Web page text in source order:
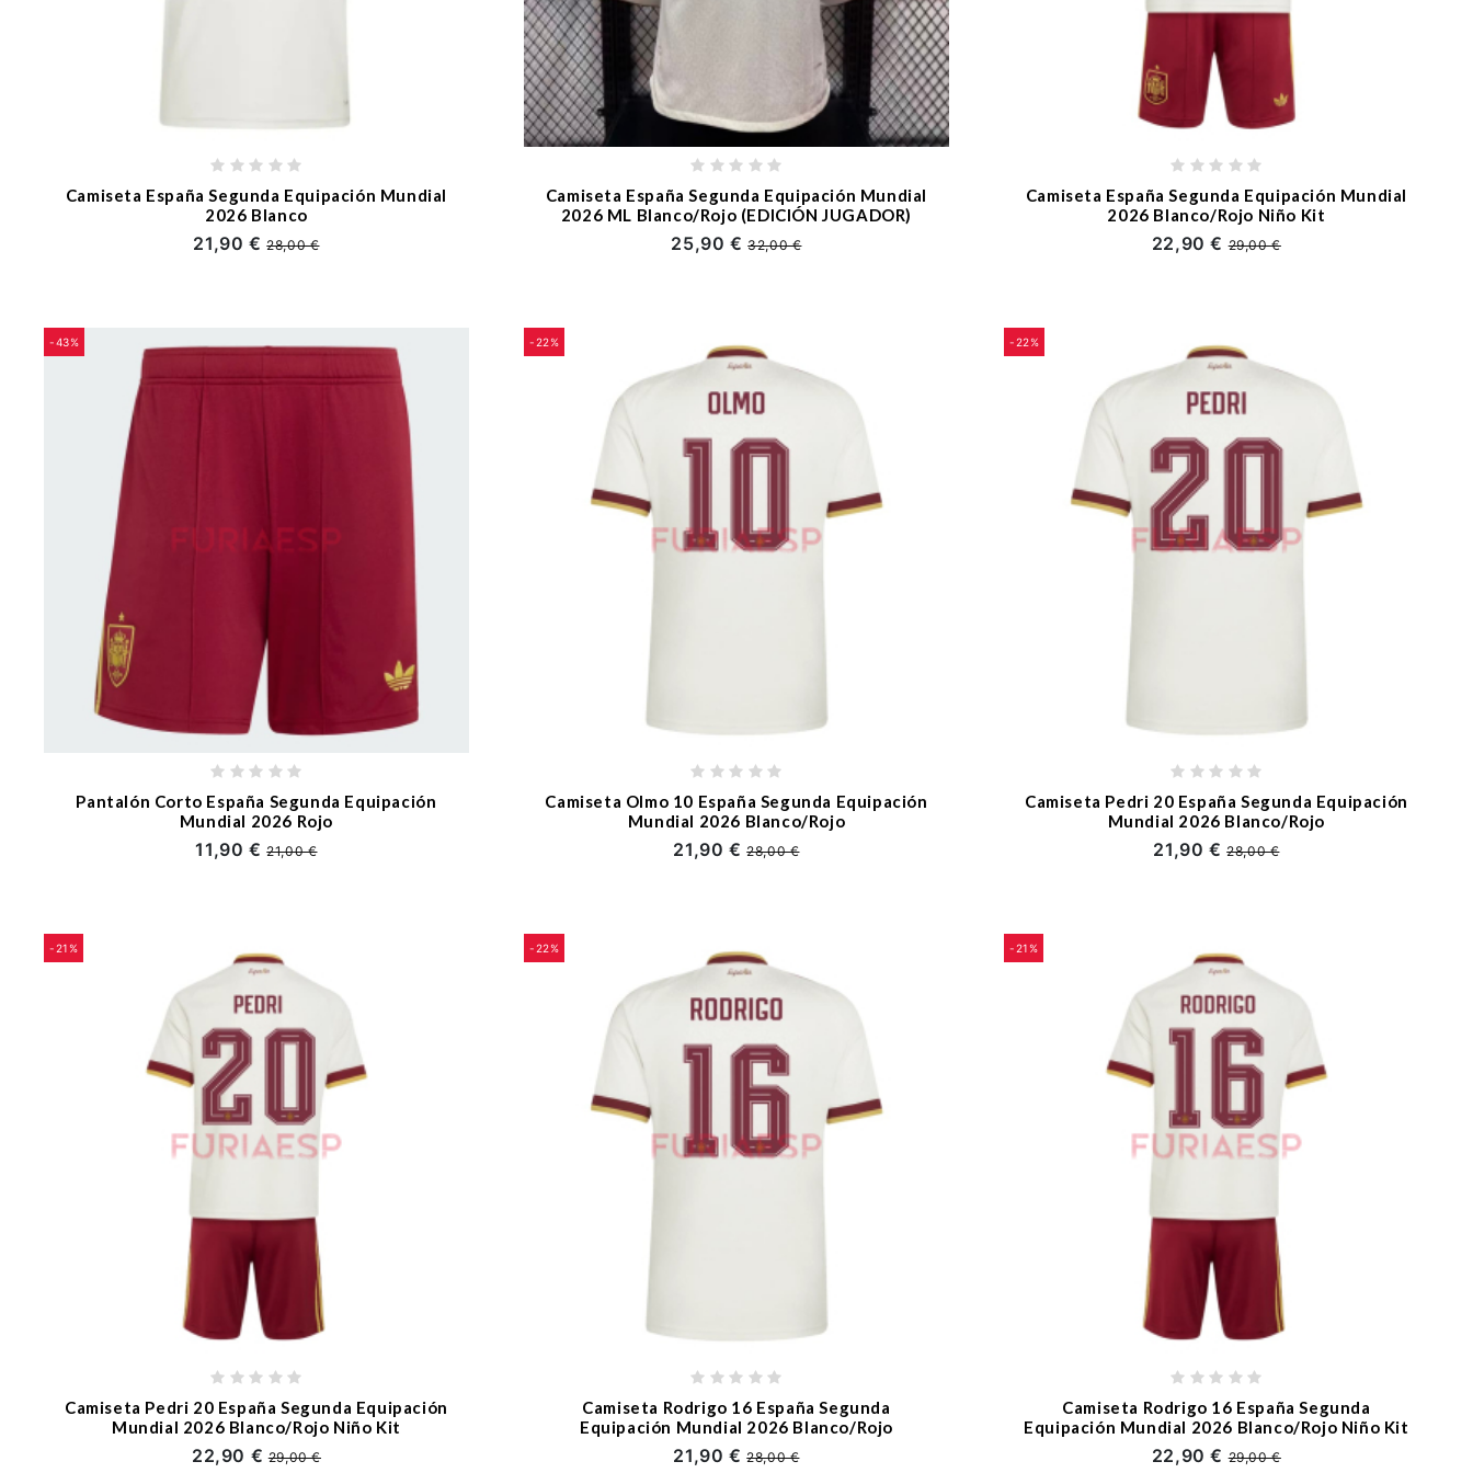
Camiseta España Segunda Equipación Mundial
2026 Blanco
21,90 €28,00 €
Camiseta España Segunda Equipación Mundial
2026 ML Blanco/Rojo (EDICIÓN JUGADOR)
25,90 €32,00 €
Camiseta España Segunda Equipación Mundial
2026 Blanco/Rojo Niño Kit
22,90 €29,00 €
-43%
Pantalón Corto España Segunda Equipación
Mundial 2026 Rojo
11,90 €21,00 €
-22%
Camiseta Olmo 10 España Segunda Equipación
Mundial 2026 Blanco/Rojo
21,90 €28,00 €
-22%
Camiseta Pedri 20 España Segunda Equipación
Mundial 2026 Blanco/Rojo
21,90 €28,00 €
-21%
Camiseta Pedri 20 España Segunda Equipación
Mundial 2026 Blanco/Rojo Niño Kit
22,90 €29,00 €
-22%
Camiseta Rodrigo 16 España Segunda
Equipación Mundial 2026 Blanco/Rojo
21,90 €28,00 €
-21%
Camiseta Rodrigo 16 España Segunda
Equipación Mundial 2026 Blanco/Rojo Niño Kit
22,90 €29,00 €